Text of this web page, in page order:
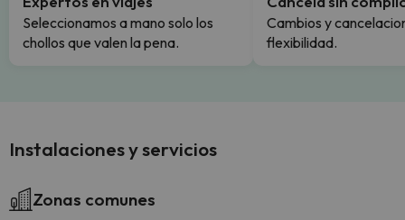
Seleccionamos a mano solo los
chollos que valen la pena.
Cambios y
flexibilidad.
Instalaciones y servicios
Zonas comunes